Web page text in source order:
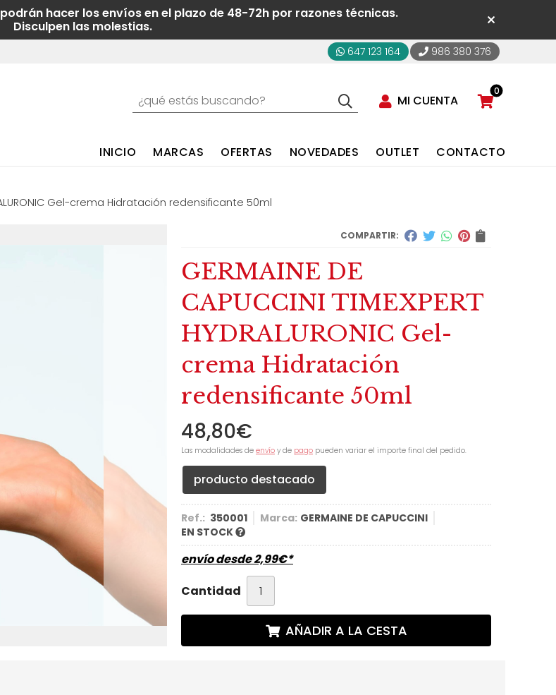
podrán hacer los envíos en el plazo de 48-72h por razones técnicas.
Disculpen las molestias.
647 123 164 986 380 376
MI CUENTA
0
INICIO MARCAS OFERTAS NOVEDADES OUTLET CONTACTO
Gel-crema Hidratación redensificante 50ml
COMPARTIR:
GERMAINE DE
CAPUCCINI TIMEXPERT
HYDRALURONIC Gel-
crema Hidratación
redensificante 50ml
48,80€
Las modalidades de envío y de pago pueden variar el importe final del pedido.
producto destacado
Ref.: 350001 Marca: GERMAINE DE CAPUCCINI
EN STOCK
envío desde2,99€*
Cantidad
AÑADIR A LA CESTA